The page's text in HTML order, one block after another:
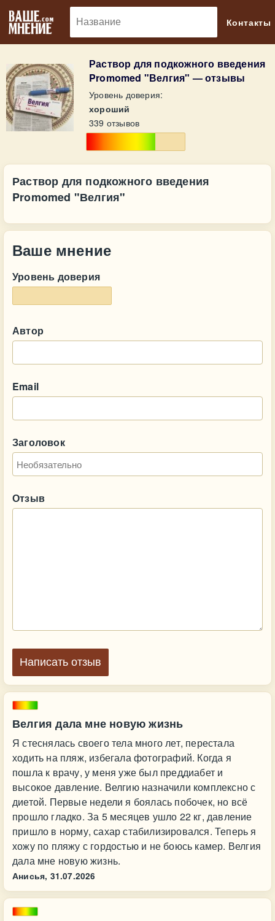
Контакты
Раствор для подкожного введения
Promomed "Велгия" — отзывы
Уровень доверия:
хороший
339 отзывов
Велгия дала мне новую жизнь
Я стеснялась своего тела много лет, перестала
ходить на пляж, избегала фотографий. Когда я
пошла к врачу, у меня уже был преддиабет и
высокое давление. Велгию назначили комплексно с
диетой. Первые недели я боялась побочек, но всё
прошло гладко. За 5 месяцев ушло 22 кг, давление
пришло в норму, сахар стабилизировался. Теперь я
хожу по пляжу с гордостью и не боюсь камер. Велгия
дала мне новую жизнь.
Анисья, 31.07.2026
Раствор для подкожного введения
Promomed "Велгия"
Ваше мнение
Уровень доверия
Автор
Email
Заголовок
Отзыв
Написать отзыв